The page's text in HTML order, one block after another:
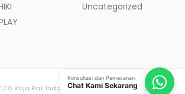
Uncategorized
Raja Rak Indonesia- All Rights Reserved
Konsultasi dan Pemesanan
Chat Kami Sekarang